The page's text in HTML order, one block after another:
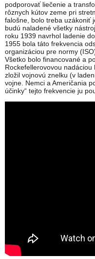
podporovať liečenie a
rôznych kútov zeme pri
falošne, bolo treba uzákoniť
budú naladené všetky
roku 1939 navrhol ladenie
1955 bola táto frekvencia
organizáciou pre normy
Všetko bolo financované a
Rockefellerovovou
zložil vojnovú znelku (v
vojne. Nemci a Američania
účinky“ tejto frekvencie ju